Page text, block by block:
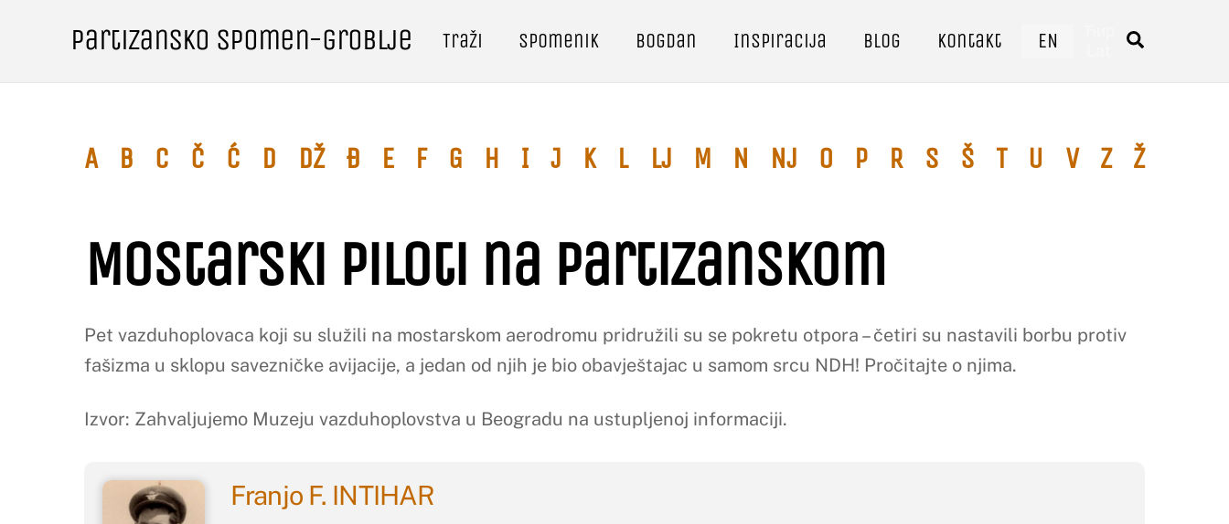
Partizansko spomen-groblje Traži Spomenik Bogdan Inspiracija Blog Kontakt EN
A B C Č Ć D Dž Đ E F G H I J K L Lj M N Nj O P R S Š T U V Z Ž
Mostarski piloti na Partizanskom
Pet vazduhoplovaca koji su služili na mostarskom aerodromu pridružili su se pokretu otpora – četiri su nastavili borbu protiv
fašizma u sklopu savezničke avijacije, a jedan od njih je bio obavještajac u samom srcu NDH! Pročitajte o njima.
Izvor: Zahvaljujemo Muzeju vazduhoplovstva u Beogradu na ustupljenoj informaciji.
Franjo F. INTIHAR